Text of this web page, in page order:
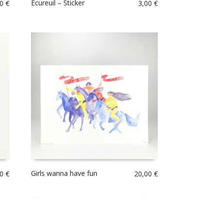
€ Écureuil – Sticker 3,00€
€ Girls wanna have fun 20,00€